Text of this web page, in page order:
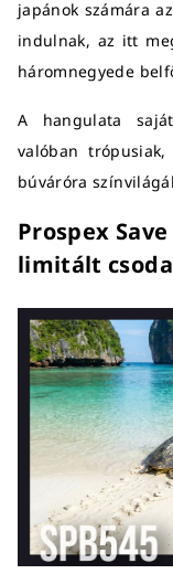
japánok számára
indulnak, az itt
háromnegyede
A hangulata
valóban
búváróra
Prospex Save
limitált